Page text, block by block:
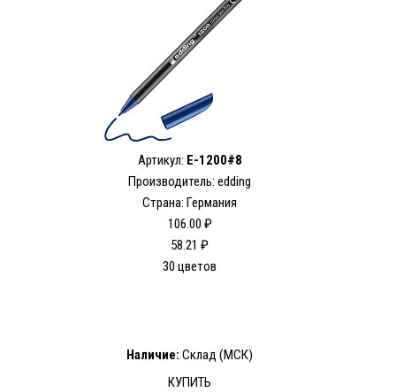
Артикул: E-1200#8
Производитель: edding
Страна: Германия
106.00 ₽
58.21 ₽
30 цветов
Наличие: Склад (МСК)
КУПИТЬ